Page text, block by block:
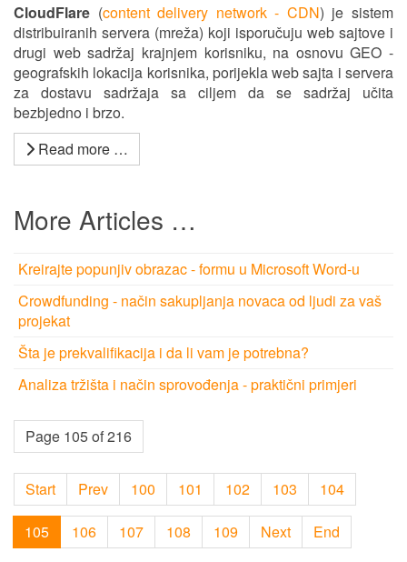
CloudFlare (content delivery network - CDN) je sistem
distribuiranih servera (mreža) koji isporučuju web sajtove i
drugi web sadržaj krajnjem korisniku, na osnovu GEO -
geografskih lokacija korisnika, porijekla web sajta i servera
za dostavu sadržaja sa ciljem da se sadržaj učita
bezbjedno i brzo.
Read more …
More Articles …
Kreirajte popunjiv obrazac - formu u Microsoft Word-u
Crowdfunding - način sakupljanja novaca od ljudi za vaš
projekat
Šta je prekvalifikacija i da li vam je potrebna?
Analiza tržišta i način sprovođenja - praktični primjeri
Page 105 of 216
Start Prev 100 101 102 103 104
105 106 107 108 109 Next End